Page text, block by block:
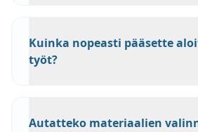
Kuinka nopeasti pääsette
työt?
Autatteko materiaalien